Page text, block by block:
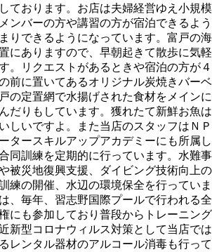
ております。お店は夫婦経営ゆえ小規模
ンバーの方や講習の方が宿泊できるよう
りできるようになっています。富戸の海
にありますので、早朝起きて散歩に気軽
。リクエストがあるときや宿泊の方が４
前に置いてあるオリジナル炭焼きバーベ
の定置網で水揚げされた食材をメインに
だりもしています。獲れたて新鮮お魚は
しいですよ。また当店のスタッフはＮＰ
タースキルアップアカデミーにも所属し
同訓練を定期的に行っています。水難事
被災地復興支援、ダイビング技術向上の
練の開催、水辺の環境保全を行っていま
、毎年、習志野国際プールで行われる全
にも参加しており普段からトレーニング
新型コロナウィルス対策として当店では
レンタル器材のアルコール消毒も行って